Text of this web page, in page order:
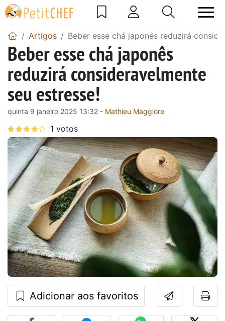
Artigos Beber esse chá japonês reduzirá
Beber esse chá japonês
reduzirá consideravelmente
seu estresse!
quinta 9 janeiro 2025 13:32 - Mathieu Maggiore
Adicionar aos favoritos